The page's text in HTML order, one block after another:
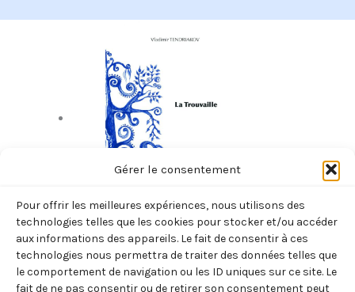
Gérer le consentement
Pour offrir les meilleures expériences, nous utilisons des
technologies telles que les cookies pour stocker et/ou accéder
aux informations des appareils. Le fait de consentir à ces
technologies nous permettra de traiter des données telles que
le comportement de navigation ou les ID uniques sur ce site. Le
fait de ne pas consentir ou de retirer son consentement peut
TROUVAILLE (VLADIMIR TENDRIAKOV)